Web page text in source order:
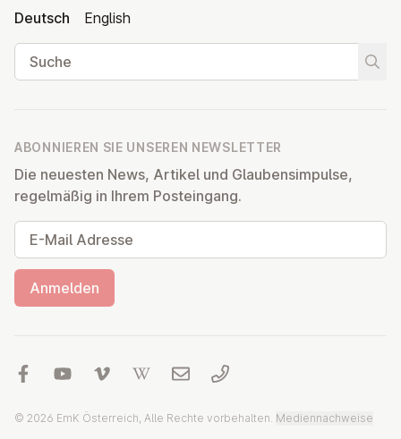
Deutsch
English
Suche
ABONNIEREN SIE UNSEREN NEWSLETTER
Die neuesten News, Artikel und Glaubensimpulse,
regelmäßig in Ihrem Posteingang.
E-Mail Adresse
Anmelden
© 2026 EmK Österreich, Alle Rechte vorbehalten. Mediennachweise